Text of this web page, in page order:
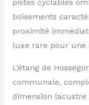
pistes cyclables
boisements
proximité
luxe rare pour une
L’étang de
communale,
dimension lacustre